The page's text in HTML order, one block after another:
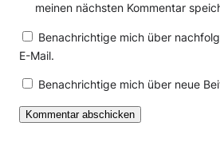
meinen nächsten Kommentar
Benachrichtige mich über
E-Mail.
Benachrichtige mich über neue